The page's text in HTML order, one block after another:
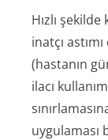
Hızlı
inatçı
(hastanın
ilacı
uygulaması